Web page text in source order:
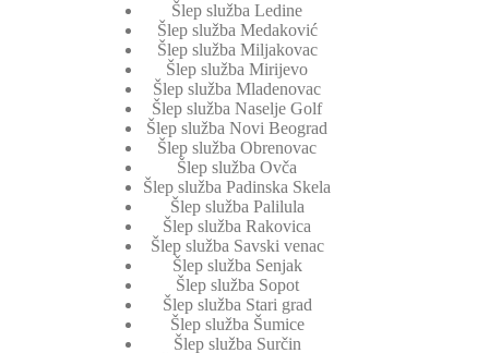
Šlep služba Ledine
Šlep služba Medaković
Šlep služba Miljakovac
Šlep služba Mirijevo
Šlep služba Mladenovac
Šlep služba Naselje Golf
Šlep služba Novi Beograd
Šlep služba Obrenovac
Šlep služba Ovča
Šlep služba Padinska Skela
Šlep služba Palilula
Šlep služba Rakovica
Šlep služba Savski venac
Šlep služba Senjak
Šlep služba Sopot
Šlep služba Stari grad
Šlep služba Šumice
Šlep služba Surčin